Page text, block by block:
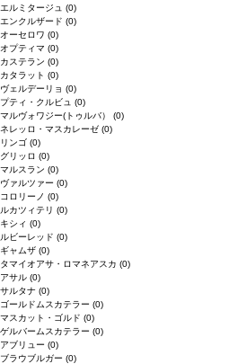
エルミタージュ (0)
エンクルザード (0)
オーセロワ (0)
オプティマ (0)
カステラン (0)
カタラット (0)
ヴェルデーリョ (0)
プティ・クルビュ (0)
マルヴォワジー(トゥルバ） (0)
ネレッロ・マスカレーゼ (0)
リンゴ (0)
グリッロ (0)
マルスラン (0)
ヴァルツァー (0)
コロリーノ (0)
ルカツィテリ (0)
キシィ (0)
ルビーレッド (0)
ギャムザ (0)
タマイオアサ・ロマネアスカ (0)
アサル (0)
サルタナ (0)
ゴールドムスカテラー (0)
マスカット・ゴルド (0)
ゲルバームスカテラー (0)
アブリュー (0)
ブラウブルガー (0)